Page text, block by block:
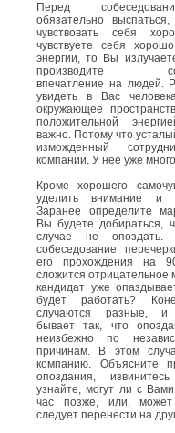
Перед
обязательно
чувствовать себя
чувствуете себя
энергии, то Вы
производите
впечатление на людей.
увидеть в Вас
окружающее
положительной
важно. Потому что
изможденный
компании. У нее уже
Кроме хорошего
уделить внимание и
Заранее определите
Вы будете добираться,
случае не опоздать.
собеседование
его прохождения на
сложится отрицательное
кандидат уже
будет работать?
случаются разные, и
бывает так, что
неизбежно по
причинам. В этом
компанию. Объясните
опоздания,
узнайте, могут ли с
час позже, или, может
следует перенести на